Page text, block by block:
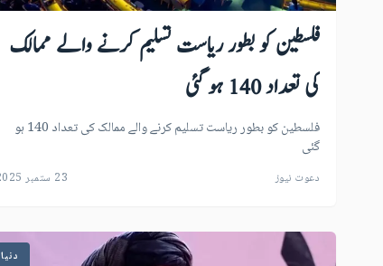
فلسطین کو بطور ریاست تسلیم کرنے والے ممالک
کی تعداد 140 ہو گئی
فلسطین کو بطور ریاست تسلیم کرنے والے ممالک کی تعداد 140 ہو
گئی
دعوت نیوز 23 ستمبر 2025
دنیا